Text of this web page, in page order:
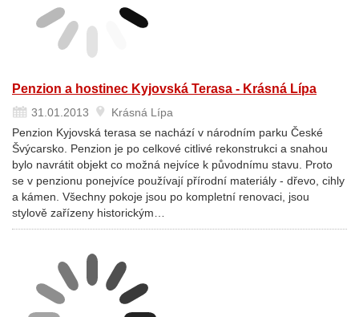
Penzion a hostinec Kyjovská Terasa - Krásná Lípa
31.01.2013
Krásná Lípa
Penzion Kyjovská terasa se nachází v národním parku České
Švýcarsko. Penzion je po celkové citlivé rekonstrukci a snahou
bylo navrátit objekt co možná nejvíce k původnímu stavu. Proto
se v penzionu ponejvíce používají přírodní materiály - dřevo, cihly
a kámen. Všechny pokoje jsou po kompletní renovaci, jsou
stylově zařízeny historickým…